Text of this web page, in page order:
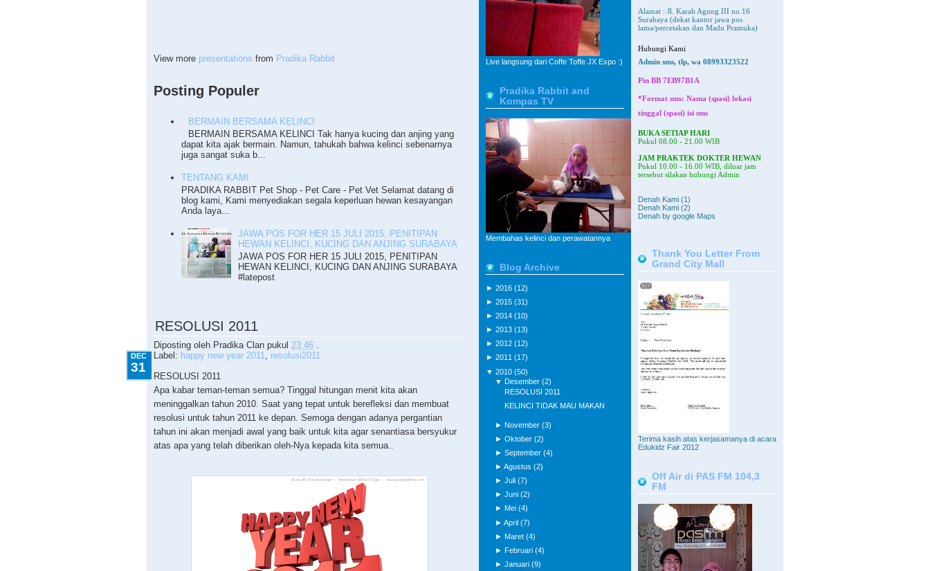
View more presentations from Pradika Rabbit
Posting Populer
BERMAIN BERSAMA KELINCI
BERMAIN BERSAMA KELINCI Tak hanya kucing dan anjing yang
dapat kita ajak bermain. Namun, tahukah bahwa kelinci sebenarnya
juga sangat suka b...
TENTANG KAMI
PRADIKA RABBIT Pet Shop - Pet Care - Pet Vet Selamat datang di
blog kami, Kami menyediakan segala keperluan hewan kesayangan
Anda laya...
JAWA POS FOR HER 15 JULI 2015, PENITIPAN
HEWAN KELINCI, KUCING DAN ANJING SURABAYA
JAWA POS FOR HER 15 JULI 2015, PENITIPAN
HEWAN KELINCI, KUCING DAN ANJING SURABAYA
#latepost
RESOLUSI 2011
Diposting oleh Pradika Clan pukul 23.46 .
DEC
31
Label: happy new year 2011, resolusi2011
RESOLUSI 2011
Apa kabar teman-teman semua? Tinggal hitungan menit kita akan
meninggalkan tahun 2010. Saat yang tepat untuk berefleksi dan membuat
resolusi untuk tahun 2011 ke depan. Semoga dengan adanya pergantian
tahun ini akan menjadi awal yang baik untuk kita agar senantiasa bersyukur
atas apa yang telah diberikan oleh-Nya kepada kita semua..
Alamat : Jl. Karah Agung III no.16
Surabaya (dekat kantor jawa pos
lama/percetakan dan Madu Pramuka)
Hubungi Kami
Admin sms, tlp, wa 08993323522
Pin BB 7EB97B1A
*Format sms: Nama (spasi) lokasi
tinggal (spasi) isi sms
BUKA SETIAP HARI
Pukul 08.00 - 21.00 WIB
JAM PRAKTEK DOKTER HEWAN
Pukul 10.00 - 16.00 WIB, diluar jam
tersebut silakan hubungi Admin
Denah Kami (1)
Denah Kami (2)
Denah by google Maps
Thank You Letter From
Grand City Mall
Terima kasih atas kerjasamanya di acara
Edukidz Fair 2012
Off Air di PAS FM 104,3
FM
Live langsung dari Coffe Toffe JX Expo :)
Pradika Rabbit and
Kompas TV
Membahas kelinci dan perawatannya
Blog Archive
► 2016 (12)
► 2015 (31)
► 2014 (10)
► 2013 (13)
► 2012 (12)
► 2011 (17)
▼ 2010 (50)
▼ Desember (2)
RESOLUSI 2011
KELINCI TIDAK MAU MAKAN
► November (3)
► Oktober (2)
► September (4)
► Agustus (2)
► Juli (7)
► Juni (2)
► Mei (4)
► April (7)
► Maret (4)
► Februari (4)
► Januari (9)